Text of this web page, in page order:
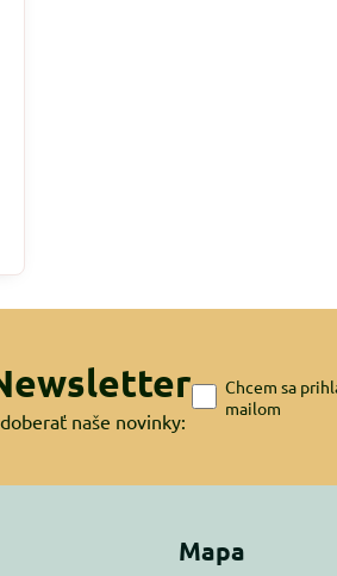
naše novinky:
Chcem sa
mailom
Mapa